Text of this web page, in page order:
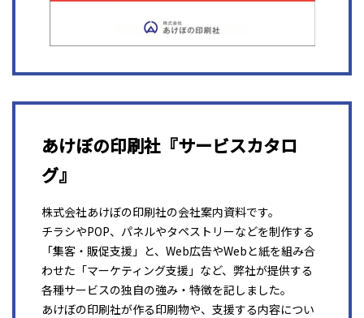
あけぼの印刷社『サービスカタロ
グ』
株式会社あけぼの印刷社の会社案内資料です。
チラシやPOP、パネルやタペストリーなどを制作する
「集客・販促支援」と、Web広告やWebと紙を組み合
わせた「マーケティング支援」など、弊社が提供する
各種サービスの独自の強み・特徴を記しました。
あけぼの印刷社が作る印刷物や、支援する内容につい